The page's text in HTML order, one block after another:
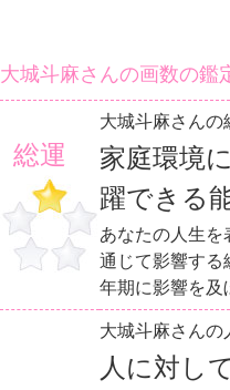
大城斗麻さんの画数の鑑
総運
大城斗麻さんの
家庭環境
躍できる
あなたの人生を
通じて影響する
年期に影響を及
大城斗麻さんの
人に対し